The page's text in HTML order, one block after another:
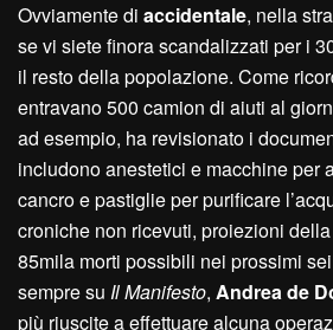
Ovviamente di accidentale, nella
se vi siete finora scandalizzati per i
il resto della popolazione. Come
entravano 500 camion di aiuti al
ad esempio, ha revisionato i
includono anestetici e macchine per
cancro e pastiglie per purificare
croniche non ricevuti, proiezioni della
85mila morti possibili nei prossimi sei
sempre su Il Manifesto, Andrea de
più riuscite a effettuare alcuna